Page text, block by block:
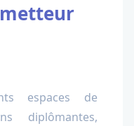
espaces de
diplômantes,